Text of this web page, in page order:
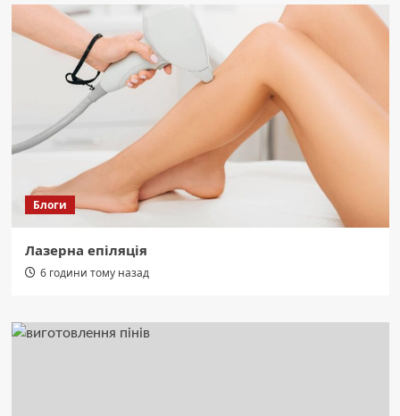
Блоги
Лазерна епіляція
6 години тому назад